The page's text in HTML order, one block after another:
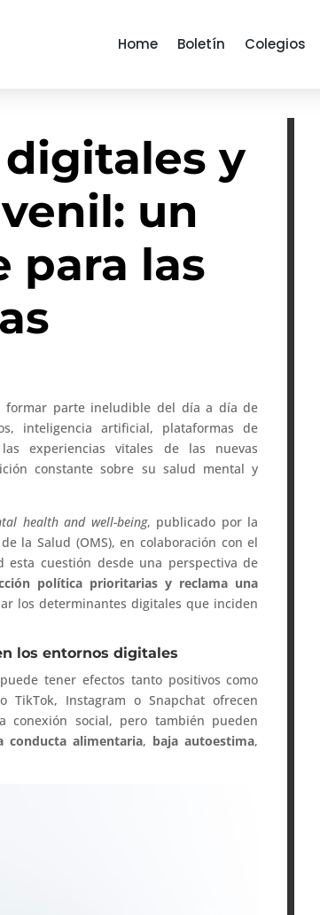
Home Boletín Colegios
y
un
para las
formar parte ineludible del día a día de
inteligencia artificial, plataformas de
experiencias vitales de las nuevas
constante sobre su salud mental y
health and well-being, publicado por la
la Salud (OMS), en colaboración con el
cuestión desde una perspectiva de
política prioritarias y reclama una
los determinantes digitales que inciden
los entornos digitales
tener efectos tanto positivos como
TikTok, Instagram o Snapchat ofrecen
conexión social, pero también pueden
conducta alimentaria, baja autoestima,